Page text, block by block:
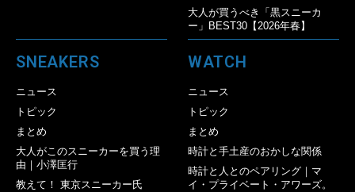
大人が買うべき「黒スニーカ
ー」BEST30【2026年春】
SNEAKERS
ニュース
トピック
まとめ
大人がこのスニーカーを買う理
由｜小澤匡行
教えて！ 東京スニーカー氏
WATCH
ニュース
トピック
まとめ
時計と手土産のおかしな関係
時計と人とのペアリング｜マ
イ・プライベート・アワーズ。